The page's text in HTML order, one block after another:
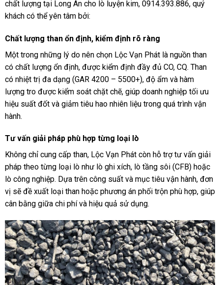
chất lượng tại Long An cho lò luyện kim, 0914.393.886, quý
khách có thể yên tâm bởi:
Chất lượng than ổn định, kiểm định rõ ràng
Một trong những lý do nên chọn Lộc Vạn Phát là nguồn than
có chất lượng ổn định, được kiểm định đầy đủ CO, CQ. Than
có nhiệt trị đa dạng (GAR 4200 – 5500+), độ ẩm và hàm
lượng tro được kiểm soát chặt chẽ, giúp doanh nghiệp tối ưu
hiệu suất đốt và giảm tiêu hao nhiên liệu trong quá trình vận
hành.
Tư vấn giải pháp phù hợp từng loại lò
Không chỉ cung cấp than, Lộc Vạn Phát còn hỗ trợ tư vấn giải
pháp theo từng loại lò như lò ghi xích, lò tầng sôi (CFB) hoặc
lò công nghiệp. Dựa trên công suất và mục tiêu vận hành, đơn
vị sẽ đề xuất loại than hoặc phương án phối trộn phù hợp, giúp
cân bằng giữa chi phí và hiệu quả sử dụng.